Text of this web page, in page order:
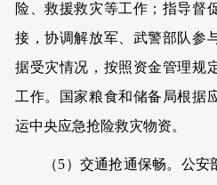
险、救援救灾等工作；指导督
接，协调解放军、武警部队参
据受灾情况，按照资金管理规
工作。国家粮食和储备局根据
运中央应急抢险救灾物资。
（5）交通抢通保畅。公